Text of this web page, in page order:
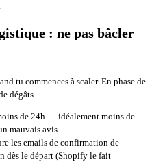
: ne pas bâcler
tu commences à scaler. En phase de
dégâts.
de 24h — idéalement moins de
mauvais avis.
les emails de confirmation de
dès le départ (Shopify le fait